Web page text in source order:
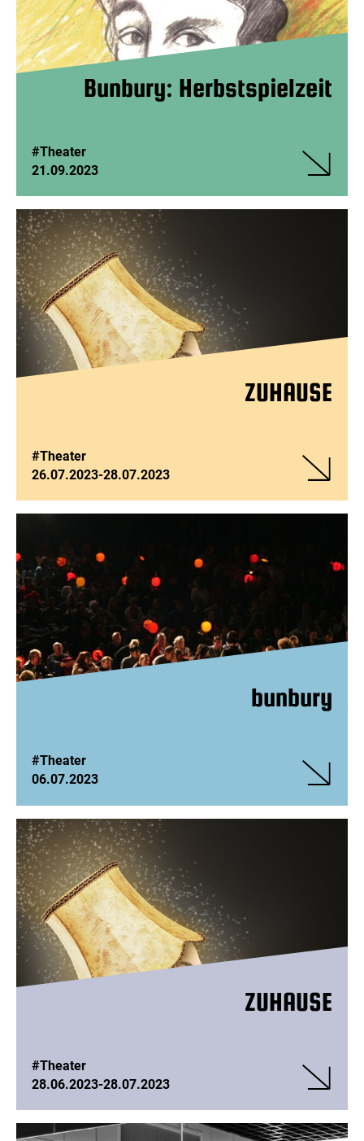
Bunbury: Herbstspielzeit
#Theater
21.09.2023
Bunbury:
ZUHAUSE
#Theater
26.07.2023-28.07.2023
ZUHAUSE
bunbury
#Theater
06.07.2023
bunbury
ZUHAUSE
#Theater
28.06.2023-28.07.2023
ZUHAUSE